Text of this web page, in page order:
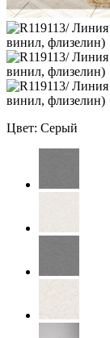
Цвет: Серый